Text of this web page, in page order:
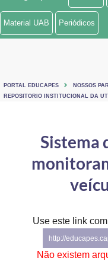
Ministério de Minas e Energia
Ministério do Turismo
Controladoria-Geral da União
Ministério da Mulher, da Família
Secretaria de Governo
Gabinete de Segurança
Material UAB Periódicos
PORTAL EDUCAPES
NOSSOS
REPOSITORIO INSTITUCIONAL DA
Sistema
Use este link
http://
Não existem